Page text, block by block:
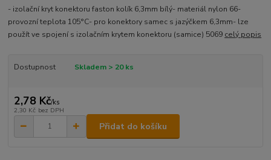
- izolační kryt konektoru faston kolík 6,3mm bílý- materiál nylon 66-
provozní teplota 105°C- pro konektory samec s jazýčkem 6,3mm- lze
použít ve spojení s izolačním krytem konektoru (samice) 5069 celý popis
Dostupnost Skladem > 20 ks
2,78 Kč/ks
2,30 Kč bez DPH
Přidat do košíku